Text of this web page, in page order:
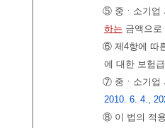
⑤ 중ㆍ소기업
하는 금액으
⑥ 제4항에 따
에 대한 보험
⑦ 중ㆍ소기업
2010. 6. 4.,
⑧ 이 법의 적